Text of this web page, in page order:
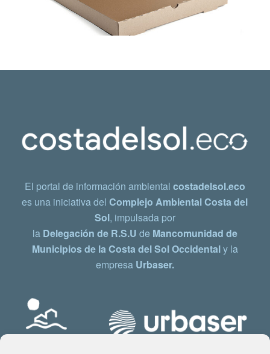
El portal de información ambiental costadelsol.eco
es una iniciativa delComplejo Ambiental Costa del
Sol, impulsada por
la Delegación de R.S.U de Mancomunidad de
Municipios de la Costa del Sol Occidentaly la
empresa Urbaser.